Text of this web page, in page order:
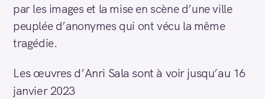
par les images et la mise en scène d’une ville
peuplée d’anonymes qui ont vécu la même
tragédie.
Les œuvres d’Anri Sala sont à voir jusqu’au 16
janvier 2023